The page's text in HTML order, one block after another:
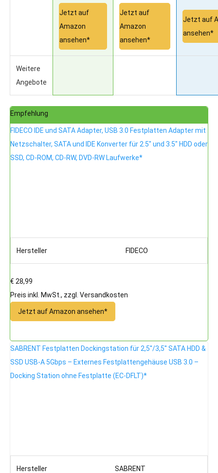
Jetzt auf
Amazon
ansehen*
Jetzt auf
Amazon
ansehen*
Jetzt auf
ansehen*
Weitere
Angebote
Empfehlung
FIDECO IDE und SATA Adapter, USB 3.0 Festplatten Adapter mit
Netzschalter, SATA und IDE Konverter für 2.5" und 3.5" HDD oder
SSD, CD-ROM, CD-RW, DVD-RW Laufwerke*
Hersteller FIDECO
€ 28,99
Preis inkl. MwSt., zzgl. Versandkosten
Jetzt auf Amazon ansehen*
SABRENT Festplatten Dockingstation für 2,5''/3,5'' SATA HDD &
SSD USB-A 5Gbps – Externes Festplattengehäuse USB 3.0 –
Docking Station ohne Festplatte (EC-DFLT)*
Hersteller SABRENT